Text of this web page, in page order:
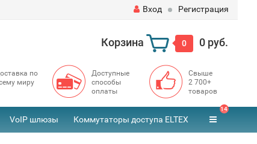
Вход Регистрация
Корзина 0 0 руб.
по
миру
Доступные
способы
оплаты
Свыше
2 700+
товаров
VoIP шлюзы Коммутаторы доступа ELTEX
14